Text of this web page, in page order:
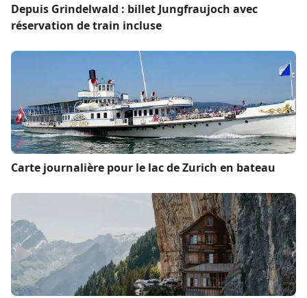
Depuis Grindelwald : billet Jungfraujoch avec
réservation de train incluse
Carte journalière pour le lac de Zurich en bateau